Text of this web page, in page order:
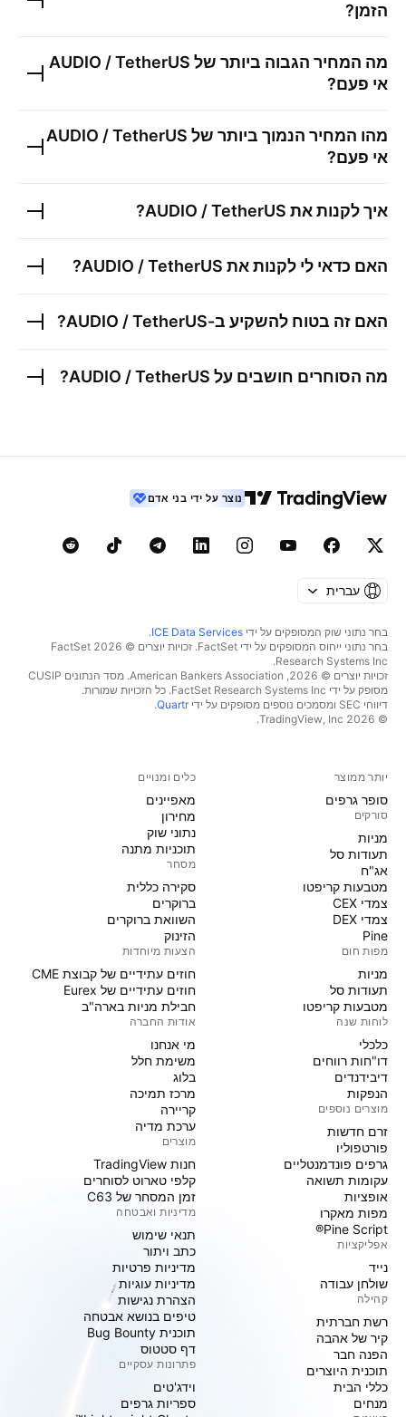
הזמן?
מה המחיר הגבוה ביותר של AUDIO / TetherUS
אי פעם?
מהו המחיר הנמוך ביותר של AUDIO / TetherUS
אי פעם?
איך לקנות את AUDIO / TetherUS
?
האם כדאי לי לקנות את AUDIO / TetherUS
?
האם זה בטוח להשקיע ב-AUDIO / TetherUS
?
מה הסוחרים חושבים על AUDIO / TetherUS
?
נוצר על ידי בני אדם
עברית
בחר נתוני שוק המסופקים על ידי ICE Data Services
.
בחר נתוני ייחוס המסופקים על ידי FactSet. זכויות יוצרים © 2026 ‏FactSet
Research Systems Inc.‏
זכויות יוצרים © 2026, ‏American Bankers Association. מסד הנתונים CUSIP
מסופק על ידי FactSet Research Systems Inc. כל הזכויות שמורות.
דיווחי SEC ומסמכים נוספים מסופקים על ידי
Quartr
.
© 2026 ‏TradingView, Inc.‏
יותר ממוצר
סופר גרפים
סורקים
מניות‏
תעודות סל
אג"ח
מטבעות קריפטו
צמדי CEX
צמדי DEX
Pine
מפות חום
מניות‏
תעודות סל
מטבעות קריפטו
לוחות שנה
כלכלי
דו"חות רווחים
דיבידנדים
הנפקות
מוצרים נוספים
זרם חדשות
פורטפוליו
גרפים פונדמנטליים
עקומות תשואה
אופציות
מפות מאקרו
Pine Script®
אפליקציות
נייד
שולחן עבודה
קהילה
רשת חברתית
קיר של אהבה
הפנה חבר
תוכנית היוצרים
כללי הבית
מנחים
כלים ומנויים
מאפיינים
מחירון
נתוני שוק
תוכניות מתנה
מסחר
סקירה כללית
ברוקרים
השוואת ברוקרים
הזינוק
הצעות מיוחדות
חוזים עתידיים של קבוצת CME
חוזים עתידיים של Eurex
חבילת מניות בארה"ב
אודות החברה
מי אנחנו
משימת חלל
בלוג
מרכז תמיכה
קריירה
ערכת מדיה
מוצרים
חנות TradingView
קלפי טארוט לסוחרים
זמן המסחר של C63
מדיניות ואבטחה
תנאי שימוש
כתב ויתור
מדיניות פרטיות
מדיניות עוגיות
הצהרת נגישות
טיפים בנושא אבטחה
תוכנית Bug Bounty
דף סטטוס
פתרונות עסקיים
וידג'טים
ספריות גרפים